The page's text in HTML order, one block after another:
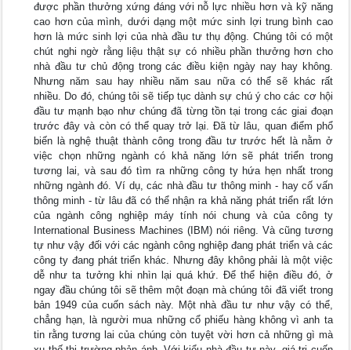
được phần thưởng xứng đáng với nỗ lực nhiều hơn và kỹ năng
cao hơn của mình, dưới dạng một mức sinh lợi trung bình cao
hơn là mức sinh lợi của nhà đầu tư thụ động. Chúng tôi có một
chút nghi ngờ rằng liệu thật sự có nhiều phần thưởng hơn cho
nhà đầu tư chủ động trong các điều kiện ngày nay hay không.
Nhưng năm sau hay nhiều năm sau nữa có thể sẽ khác rất
nhiều. Do đó, chúng tôi sẽ tiếp tục dành sự chú ý cho các cơ hội
đầu tư mạnh bạo như chúng đã từng tồn tại trong các giai đoạn
trước đây và còn có thể quay trở lại. Đã từ lâu, quan điểm phổ
biến là nghệ thuật thành công trong đầu tư trước hết là nằm ở
việc chọn những ngành có khả năng lớn sẽ phát triển trong
tương lai, và sau đó tìm ra những công ty hứa hẹn nhất trong
những ngành đó. Ví dụ, các nhà đầu tư thông minh - hay cố vấn
thông minh - từ lâu đã có thể nhận ra khả năng phát triển rất lớn
của ngành công nghiệp máy tính nói chung và của công ty
International Business Machines (IBM) nói riêng. Và cũng tương
tự như vậy đối với các ngành công nghiệp đang phát triển và các
công ty đang phát triển khác. Nhưng đây không phải là một việc
dễ như ta tưởng khi nhìn lại quá khứ. Để thể hiện điều đó, ở
ngay đầu chúng tôi sẽ thêm một đoạn mà chúng tôi đã viết trong
bản 1949 của cuốn sách này. Một nhà đầu tư như vậy có thể,
chẳng hạn, là người mua những cổ phiếu hàng không vì anh ta
tin rằng tương lai của chúng còn tuyệt vời hơn cả những gì mà